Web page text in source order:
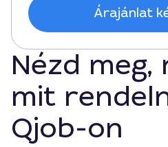
Árajánlat
Nézd meg,
mit
Qjob-on